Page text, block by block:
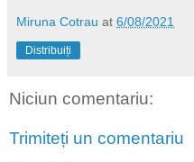
Miruna Cotrau at 6/08/2021
Distribuiți
Niciun comentariu:
Trimiteți un comentariu